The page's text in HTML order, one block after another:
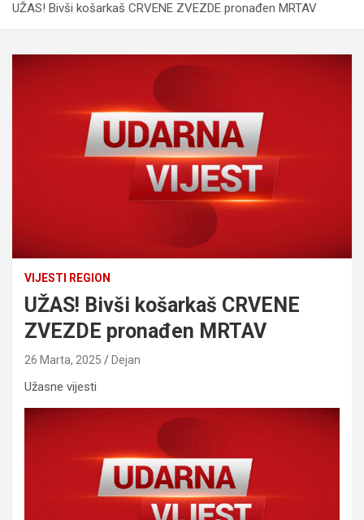
UŽAS! Bivši košarkaš CRVENE ZVEZDE pronađen MRTAV
VIJESTI REGION
UŽAS! Bivši košarkaš CRVENE
ZVEZDE pronađen MRTAV
26 Marta, 2025 Dejan
Užasne vijesti